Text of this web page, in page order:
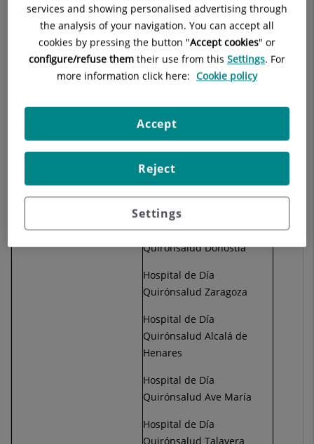
Hospital Quirónsalud
Albacete
Hospital Quirónsalud
Barcelona
Hospital Quirónsalud
Hospital El Pilar - Centre
Hospital de Día
Quirónsalud Donostia
Hospital de Día
Quirónsalud Zaragoza
Hospital de Día
Quirónsalud Alcalá de
Henares
Hospital de Día
Quirónsalud Ave María
Hospital de Día
Quirónsalud Talavera
services and showing personalised advertising through
the analysis of your navigation. You can accept all
cookies by pressing the button "Accept cookies" or
configure/refuse them their use from this Settings. For
more information click here: Cookie policy
Settings
Reject
Accept